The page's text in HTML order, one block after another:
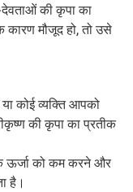
देवताओं की कृपा का
कारण मौजूद हो, तो उसे
कोई व्यक्ति आपको
की कृपा का प्रतीक
ऊर्जा को कम करने और
है।